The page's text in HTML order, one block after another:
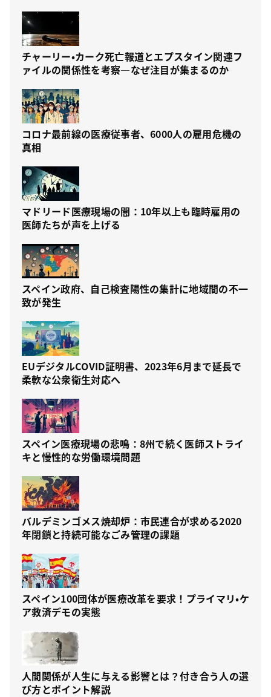
チャーリー・カーク死亡報道とエプスタイン関連フ
ァイルの関係性を考察—なぜ注目が集まるのか
コロナ最前線の医療従事者、6000人の雇用危機の
真相
マドリード医療現場の闇：10年以上も臨時雇用の
医師たちが声を上げる
スペイン政府、自己検査陽性の集計に地域間の不一
致が発生
EUデジタルCOVID証明書、2023年6月まで延長で
柔軟な公衆衛生対応へ
スペイン医療現場の悲鳴：8州で続く医師ストライ
キと慢性的な労働環境問題
バルデミンゴメス焼却炉：市民連合が求める2020
年閉鎖と持続可能なごみ管理の課題
スペイン100団体が医療改革を要求！プライマリ・ケ
ア救済デモの実態
人間関係が人生に与える影響とは？付き合う人の選
び方とポイント解説